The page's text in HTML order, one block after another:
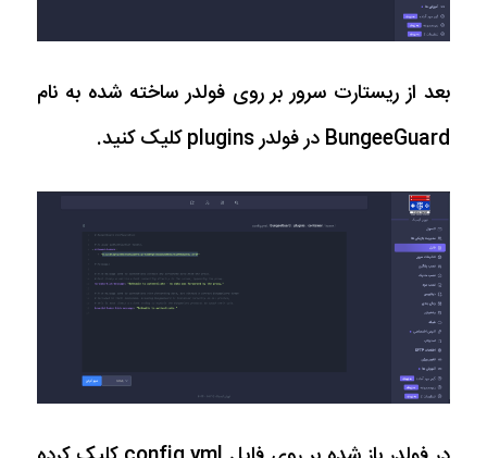
بعد از ریستارت سرور بر روی فولدر ساخته شده به نام
BungeeGuard در فولدر plugins کلیک کنید.